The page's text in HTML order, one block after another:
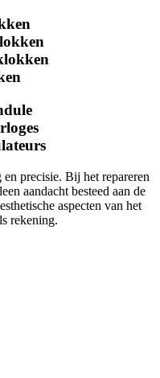
precisie. Bij het repareren
aandacht besteed aan de
aspecten van het
rekening.